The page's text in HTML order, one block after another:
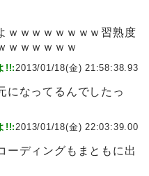
ｗｗｗｗｗｗｗｗ習熟度
ｗｗｗｗｗｗ
!!:2013/01/18(金) 21:58:38.93
になってるんでしたっ
!!:2013/01/18(金) 22:03:39.00
ーディングもまともに出